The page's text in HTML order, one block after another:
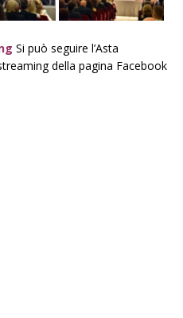
Si può seguire l’Asta
della pagina Facebook